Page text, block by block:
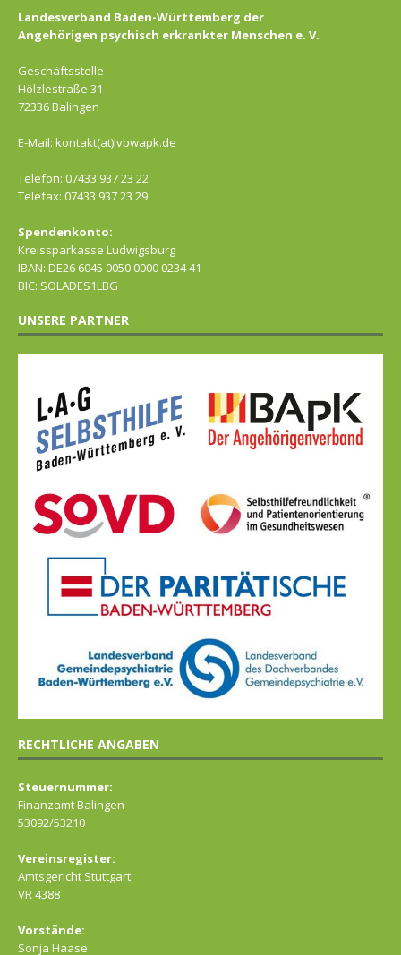
Landesverband Baden-Württemberg der
Angehörigen psychisch erkrankter Menschen e. V.
Geschäftsstelle
Hölzlestraße 31
72336 Balingen
E-Mail: kontakt(at)lvbwapk.de
Telefon: 07433 937 23 22
Telefax: 07433 937 23 29
Spendenkonto:
Kreissparkasse Ludwigsburg
IBAN: DE26 6045 0050 0000 0234 41
BIC: SOLADES1LBG
UNSERE PARTNER
RECHTLICHE ANGABEN
Steuernummer:
Finanzamt Balingen
53092/53210
Vereinsregister:
Amtsgericht Stuttgart
VR 4388
Vorstände:
Sonja Haase